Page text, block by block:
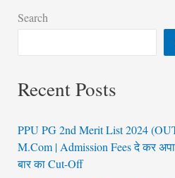
Search
Recent Posts
PPU PG 2nd Merit List 2024
M.Com | Admission Fees दे कर
बार का Cut-Off